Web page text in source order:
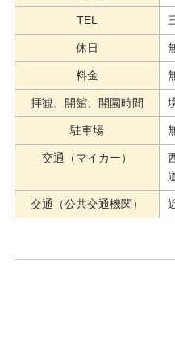
TEL
休日
料金
拝観、開館、開園時間
駐車場
交通（マイカー）
交通（公共交通機関）